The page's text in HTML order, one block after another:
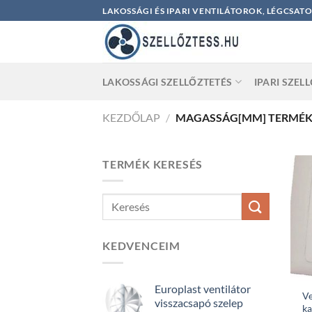
to
LAKOSSÁGI ÉS IPARI VENTILÁTOROK,
LAKOSSÁGI SZELLŐZTETÉS IPARI
KEZDŐLAP / MAGASSÁG[MM] TERMÉK
TERMÉK KERESÉS
KEDVENCEIM
Europlast ventilátor
visszacsapó szelep